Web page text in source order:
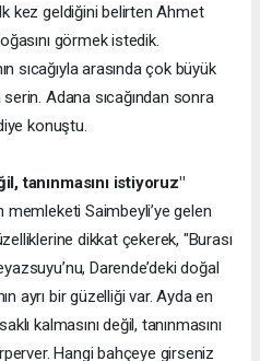
kez geldiğini belirten Ahmet
görmek istedik.
sıcağıyla arasında çok büyük
Adana sıcağından sonra
konuştu.
tanınmasını istiyoruz"
memleketi Saimbeyli’ye gelen
dikkat çekerek, "Burası
Darende’deki doğal
ayrı bir güzelliği var. Ayda en
kalmasını değil, tanınmasını
Hangi bahçeye girseniz